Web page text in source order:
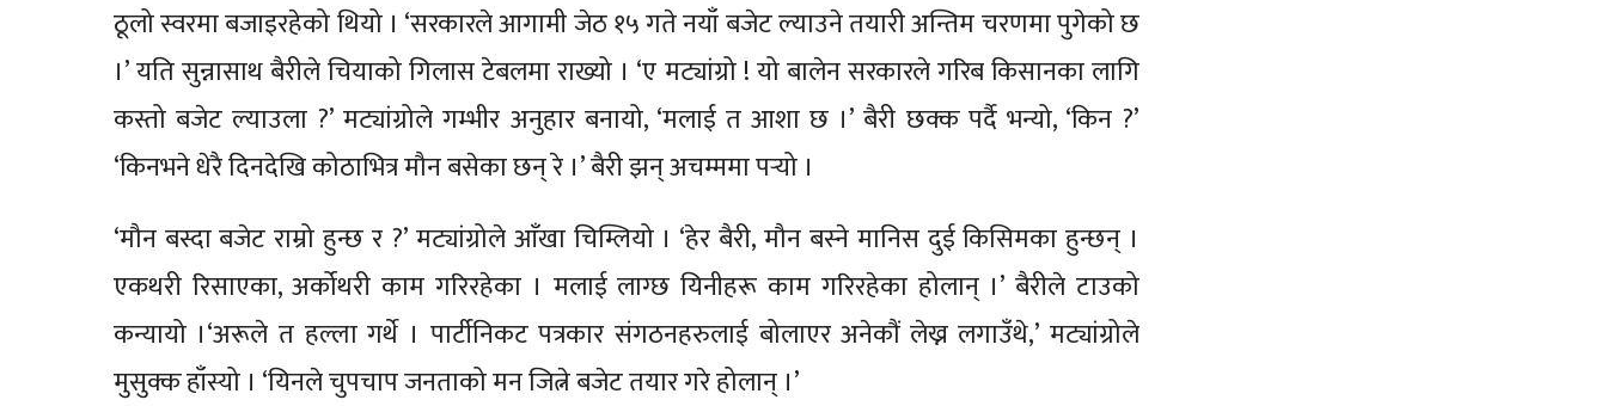
ठूलो स्वरमा बजाइरहेको थियो । ‘सरकारले आगामी जेठ १५ गते नयाँ बजेट ल्याउने तयारी अन्तिम चरणमा पुगेको छ
।’ यति सुन्नासाथ बैरीले चियाको गिलास टेबलमा राख्यो । ‘ए मट्यांग्रो ! यो बालेन सरकारले गरिब किसानका लागि
कस्तो बजेट ल्याउला ?’ मट्यांग्रोले गम्भीर अनुहार बनायो, ‘मलाई त आशा छ ।’ बैरी छक्क पर्दै भन्यो, ‘किन ?’
‘किनभने धेरै दिनदेखि कोठाभित्र मौन बसेका छन् रे ।’ बैरी झन् अचम्ममा पर्‍यो ।
‘मौन बस्दा बजेट राम्रो हुन्छ र ?’ मट्यांग्रोले आँखा चिम्लियो । ‘हेर बैरी, मौन बस्ने मानिस दुई किसिमका हुन्छन् ।
एकथरी रिसाएका, अर्कोथरी काम गरिरहेका । मलाई लाग्छ यिनीहरू काम गरिरहेका होलान् ।’ बैरीले टाउको
कन्यायो ।‘अरूले त हल्ला गर्थे । पार्टीनिकट पत्रकार संगठनहरुलाई बोलाएर अनेकौं लेख्न लगाउँथे,’ मट्यांग्रोले
मुसुक्क हाँस्यो । ‘यिनले चुपचाप जनताको मन जित्ने बजेट तयार गरे होलान् ।’